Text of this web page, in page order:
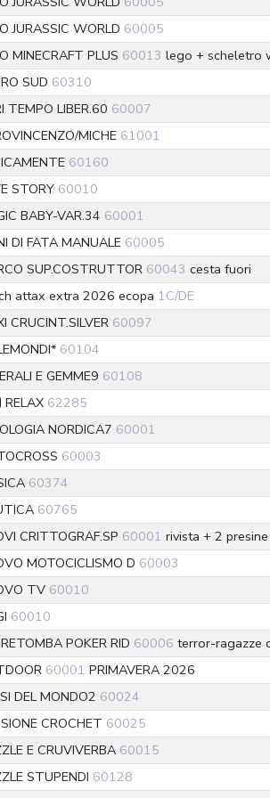
JURASSIC WORLD 60005
MINECRAFT PLUS 60013 lego + scheletro
SUD 60310
TEMPO LIBER.60 60007
MICHE 61001
60160
STORY 60010
BABY-VAR.34 60001
DI FATA MANUALE 60005
SUP.COSTRUTTOR 60043 cesta fuori
attax extra 2026 ecopa 1C/DE
CRUCINT.SILVER 60097
60104
E GEMME9 60108
RELAX 62285
NORDICA7 60001
60003
60374
60765
CRITTOGRAF.SP 60001 rivista + 2 presine
MOTOCICLISMO D 60003
TV 60010
60010
POKER RID 60006 terror-ragazze
60001 PRIMAVERA 2026
DEL MONDO2 60024
CROCHET 60025
E CRUVIVERBA 60015
STUPENDI 60128